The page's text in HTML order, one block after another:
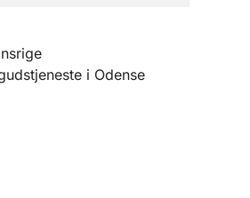
i Odense